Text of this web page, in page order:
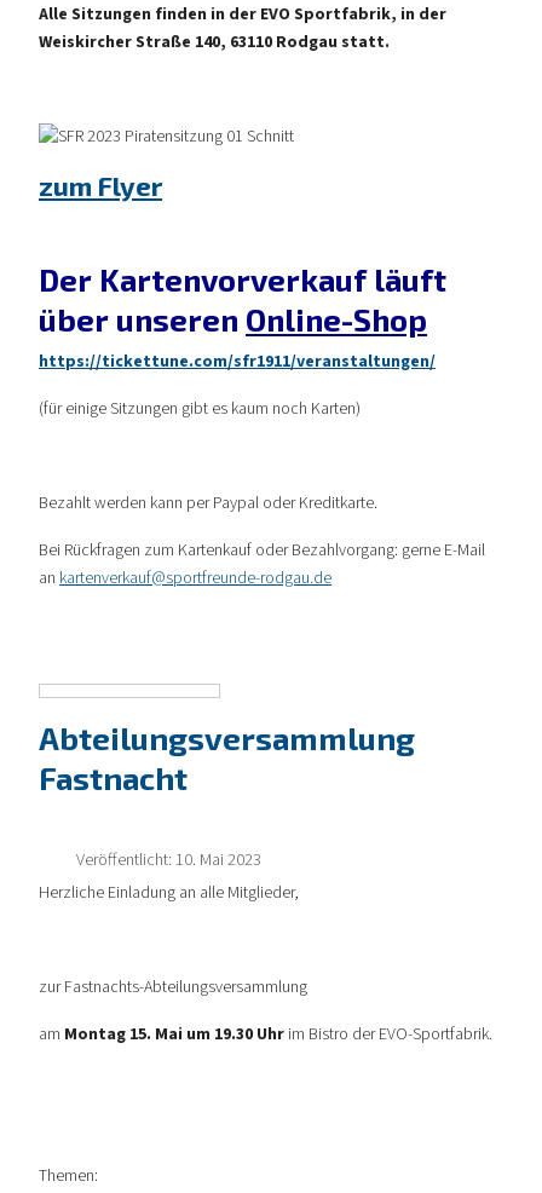
Alle Sitzungen finden in der EVO Sportfabrik, in der
Weiskircher Straße 140, 63110 Rodgau statt.
zum Flyer
Der Kartenvorverkauf läuft
über unseren Online-Shop
https://tickettune.com/sfr1911/veranstaltungen/
(für einige Sitzungen gibt es kaum noch Karten)
Bezahlt werden kann per Paypal oder Kreditkarte.
Bei Rückfragen zum Kartenkauf oder Bezahlvorgang: gerne E-Mail
an kartenverkauf@sportfreunde-rodgau.de
Abteilungsversammlung
Fastnacht
Veröffentlicht: 10. Mai 2023
Herzliche Einladung an alle Mitglieder,
zur Fastnachts-Abteilungsversammlung
am Montag 15. Mai um 19.30 Uhr im Bistro der EVO-Sportfabrik.
Themen: